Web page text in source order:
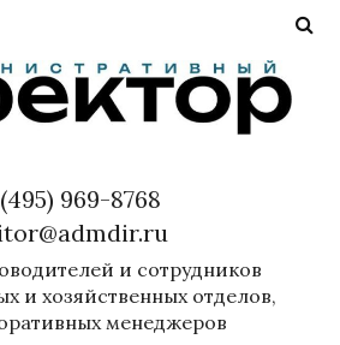
969-8768
и сотрудников
и хозяйственных отделов,
менеджеров